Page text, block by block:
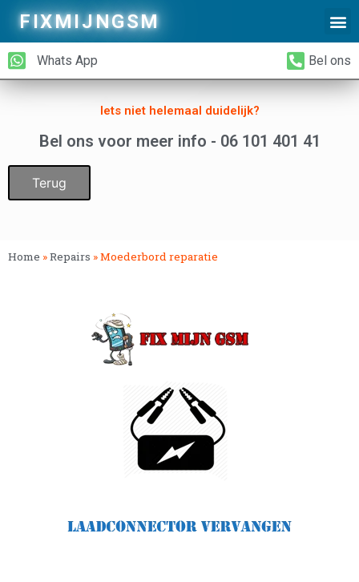
FIXMIJNGSM
Whats App Bel ons
Iets niet helemaal duidelijk?
Bel ons voor meer info - 06 101 401 41
Terug
Home »Repairs »Moederbord reparatie